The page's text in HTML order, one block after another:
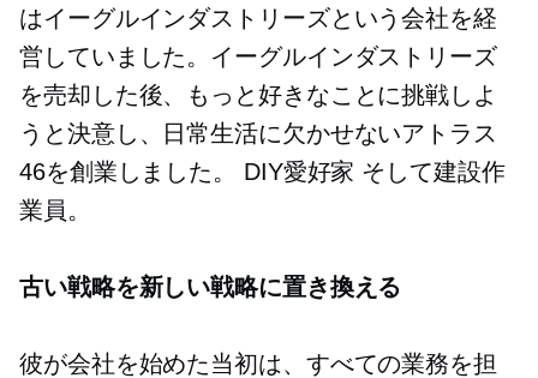
はイーグルインダストリーズという会社を経
営していました。イーグルインダストリーズ
を売却した後、もっと好きなことに挑戦しよ
うと決意し、日常生活に欠かせないアトラス
46を創業しました。 DIY愛好家 そして建設作
業員。
古い戦略を新しい戦略に置き換える
彼が会社を始めた当初は、すべての業務を担